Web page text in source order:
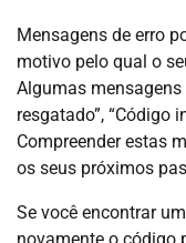
Mensagens de erro
motivo pelo qual o
Algumas
resgatado”, “Código
Compreender estas
os seus próximos
Se você encontrar